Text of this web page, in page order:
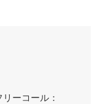
ーコール：